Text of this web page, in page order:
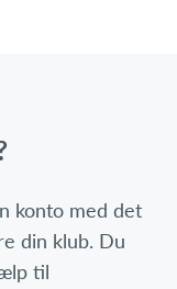
konto med det
din klub. Du
til